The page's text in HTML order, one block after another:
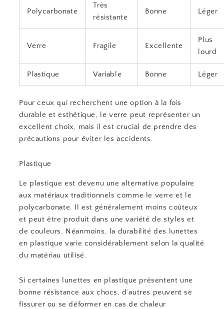
Polycarbonate
Très
résistante
Bonne Léger
Verre Fragile Excellente
Plus
lourd
Plastique Variable Bonne Léger
Pour ceux qui recherchent une option à la fois
durable et esthétique, le verre peut représenter un
excellent choix, mais il est crucial de prendre des
précautions pour éviter les accidents.
Plastique
Le plastique est devenu une alternative populaire
aux matériaux traditionnels comme le verre et le
polycarbonate. Il est généralement moins coûteux
et peut être produit dans une variété de styles et
de couleurs. Néanmoins, la durabilité des lunettes
en plastique varie considérablement selon la qualité
du matériau utilisé.
Si certaines lunettes en plastique présentent une
bonne résistance aux chocs, d’autres peuvent se
fissurer ou se déformer en cas de chaleur